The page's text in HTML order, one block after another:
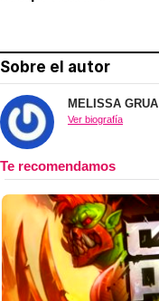
Sobre el autor
MELISSA GRUA
Ver biografía